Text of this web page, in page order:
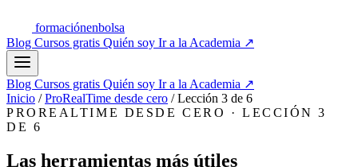
formaciónenbolsa
Blog Cursos gratis Quién soy Ir a la Academia ↗
Blog Cursos gratis Quién soy Ir a la Academia ↗
Inicio / ProRealTime desde cero / Lección 3 de 6
PROREALTIME DESDE CERO · LECCIÓN 3
DE 6
Las herramientas más útiles